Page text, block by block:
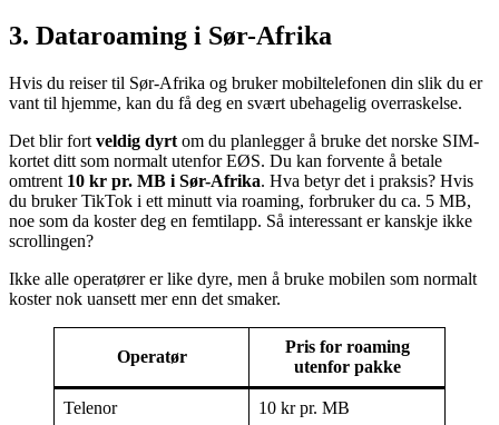
3. Dataroaming i Sør-Afrika
Hvis du reiser til Sør-Afrika og bruker mobiltelefonen din slik du er
vant til hjemme, kan du få deg en svært ubehagelig overraskelse.
Det blir fort veldig dyrt om du planlegger å bruke det norske SIM-
kortet ditt som normalt utenfor EØS. Du kan forvente å betale
omtrent 10 kr pr. MB i Sør-Afrika. Hva betyr det i praksis? Hvis
du bruker TikTok i ett minutt via roaming, forbruker du ca. 5 MB,
noe som da koster deg en femtilapp. Så interessant er kanskje ikke
scrollingen?
Ikke alle operatører er like dyre, men å bruke mobilen som normalt
koster nok uansett mer enn det smaker.
Operatør
Pris for roaming
utenfor pakke
Telenor 10 kr pr. MB